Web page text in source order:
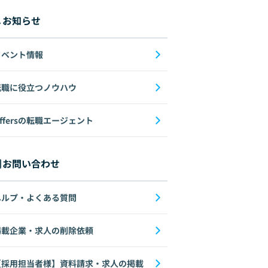
お知らせ
ント情報
に役立つノウハウ
の転職エージェント
お問い合わせ
プ・よくある質問
企業・求人の削除依頼
用担当者様】資料請求・求人の掲載